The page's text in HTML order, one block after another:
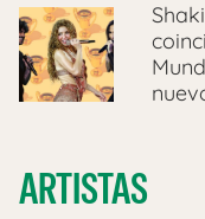
ARTISTAS